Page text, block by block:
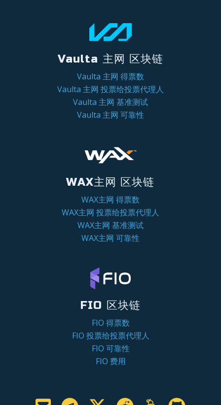
Vaulta 主网 区块链
Vaulta 主网 得票数
Vaulta 主网 投票给投票代理人
Vaulta 主网 基准测试
Vaulta 主网 可靠性
WAX主网 区块链
WAX主网 得票数
WAX主网 投票给投票代理人
WAX主网 基准测试
WAX主网 可靠性
FIO 区块链
FIO 得票数
FIO 投票给投票代理人
FIO 可靠性
FIO 费用